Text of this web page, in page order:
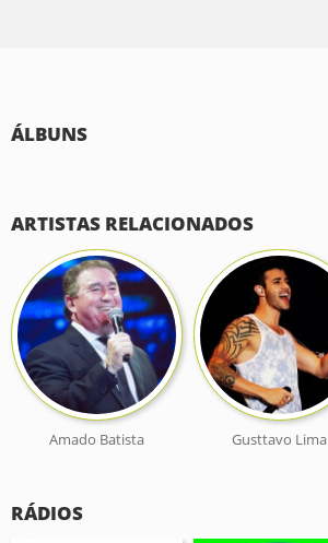
ÁLBUNS
ARTISTAS RELACIONADOS
Amado Batista Gusttavo Lima
RÁDIOS